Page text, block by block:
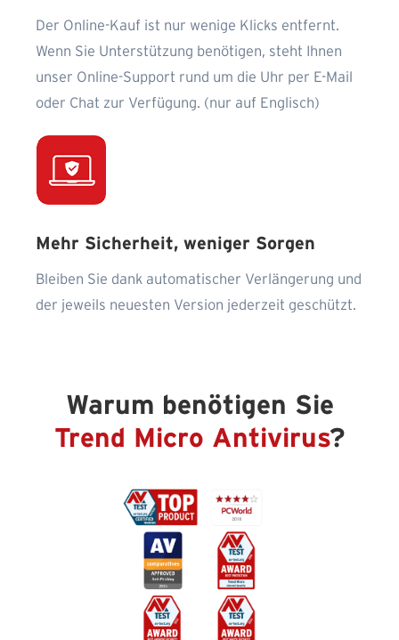
Der Online-Kauf ist nur wenige Klicks entfernt.
Wenn Sie Unterstützung benötigen, steht Ihnen
unser Online-Support rund um die Uhr per E-Mail
oder Chat zur Verfügung. (nur auf Englisch)
Mehr Sicherheit, weniger Sorgen
Bleiben Sie dank automatischer Verlängerung und
der jeweils neuesten Version jederzeit geschützt.
Warum benötigen Sie
Trend Micro Antivirus?